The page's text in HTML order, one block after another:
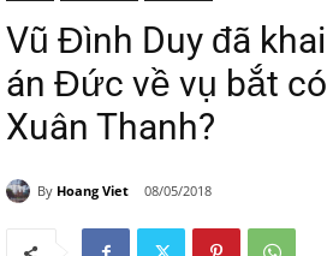
Vũ Đình Duy đã
án Đức về vụ bắt
Xuân Thanh?
By Hoang Viet 08/05/2018